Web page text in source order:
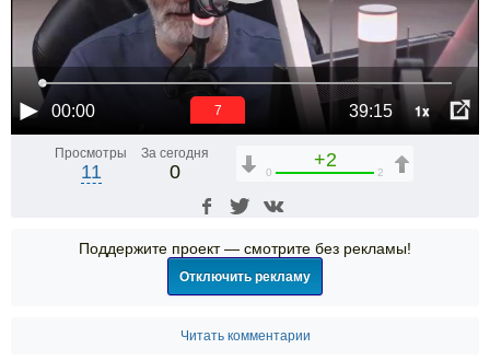
00:00 39:15 1x
6
Просмотры
11
За сегодня
0
+2
0 2
Поддержите проект — смотрите без рекламы!
Отключить рекламу
Читать комментарии